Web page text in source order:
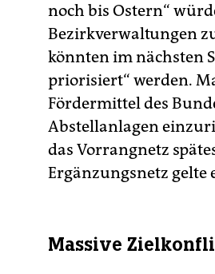
noch bis Ostern“
Bezirkverwaltungen
könnten im nächsten
priorisiert“ werden.
Fördermittel des
Abstellanlagen
das Vorrangnetz
Ergänzungsnetz gelte
Massive